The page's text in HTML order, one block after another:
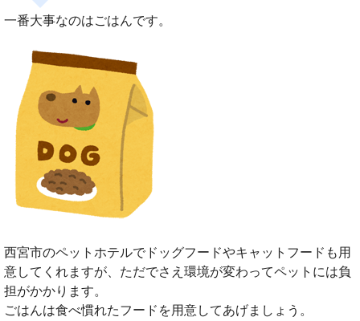
一番大事なのはごはんです。
西宮市のペットホテルでドッグフードやキャットフードも用
意してくれますが、ただでさえ環境が変わってペットには負
担がかかります。
ごはんは食べ慣れたフードを用意してあげましょう。